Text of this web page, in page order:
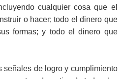
cualquier cosa que el
o hacer; todo el dinero que
formas; y todo el dinero que
señales de logro y cumplimiento